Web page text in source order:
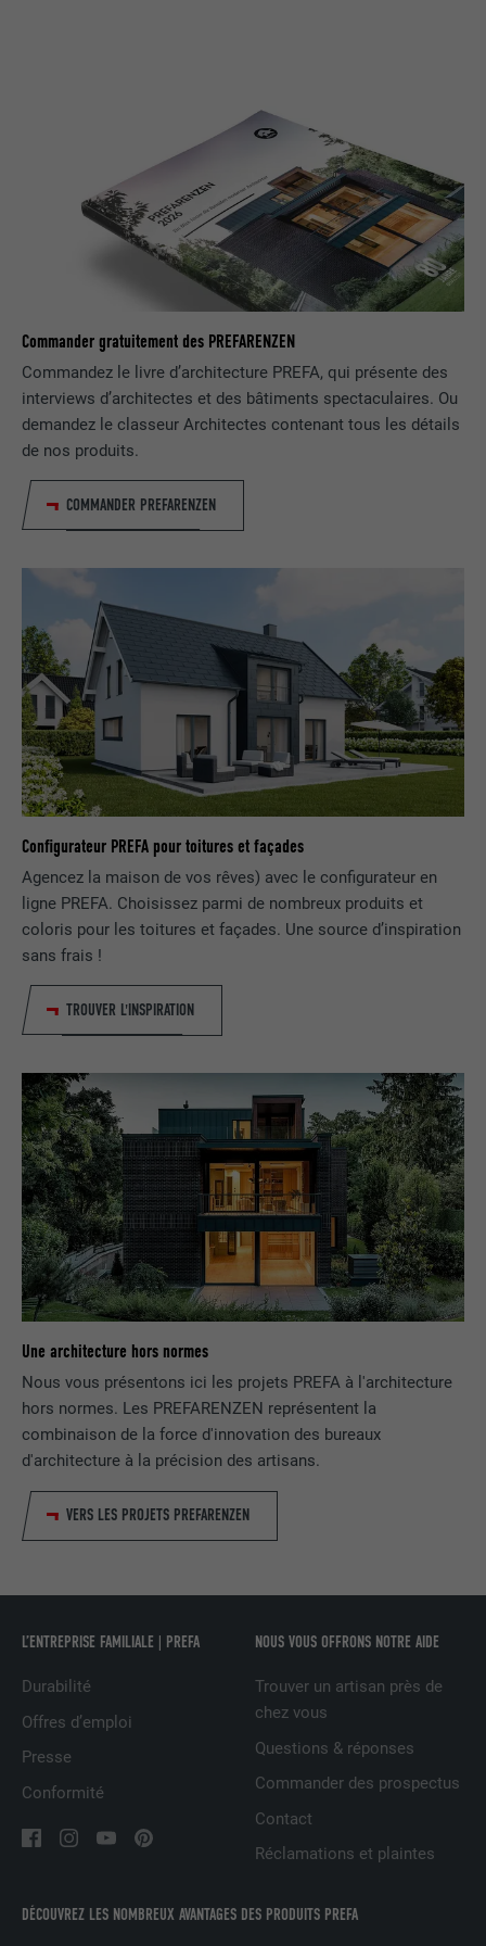
Commander gratuitement des PREFARENZEN
Commandez le livre d’architecture PREFA, qui présente des
interviews d’architectes et des bâtiments spectaculaires. Ou
demandez le classeur Architectes contenant tous les détails
de nos produits.
COMMANDER PREFARENZEN
Configurateur PREFA pour toitures et façades
Agencez la maison de vos rêves) avec le configurateur en
ligne PREFA. Choisissez parmi de nombreux produits et
coloris pour les toitures et façades. Une source d’inspiration
sans frais !
TROUVER L'INSPIRATION
Une architecture hors normes
Nous vous présentons ici les projets PREFA à l'architecture
hors normes. Les PREFARENZEN représentent la
combinaison de la force d'innovation des bureaux
d'architecture à la précision des artisans.
VERS LES PROJETS PREFARENZEN
DÉCOUVREZ LES NOMBREUX AVANTAGES DES PRODUITS PREFA
L’ENTREPRISE FAMILIALE | PREFA
Durabilité
Offres d’emploi
Presse
Conformité
NOUS VOUS OFFRONS NOTRE AIDE
Trouver un artisan près de
chez vous
Questions & réponses
Commander des prospectus
Contact
Réclamations et plaintes
bscookie
FOURNISSEUR LinkedIn
EXPIRATION 2 ans
Utilisé par le service de réseau social
LinkedIn pour suivre l'utilisation de
NOM UserMatchHistory
FOURNISSEUR
EXPIRATION 29 jours
l'utilisateur.
NOM
FOURNISSEUR LinkedIn
EXPIRATION 1 jour
UTILITÉ
Utilisé par le service de réseau social
LinkedIn pour suivre l'utilisation de
services intégrés
NOM
FOURNISSEUR LinkedIn
UTILITÉ
Est utilisé pour garantir que le même
attribut SameSite est disponible pour
tous les cookies dans ce navigateur
NOM
FOURNISSEUR Facebook
UTILITÉ
Est utilisé par Facebook pour afficher
une série de produits publicitaires, par
exemple des offres en temps réel
d'annonceurs tiers.
NOM fr
une série de produits publicitaires, par
exemple des offres en temps réel
d'annonceurs tiers.
EXPIRATION 1 an